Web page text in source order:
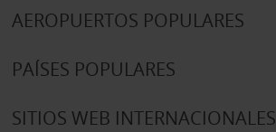
AEROPUERTOS POPULARES
PAÍSES POPULARES
SITIOS WEB INTERNACIONALES